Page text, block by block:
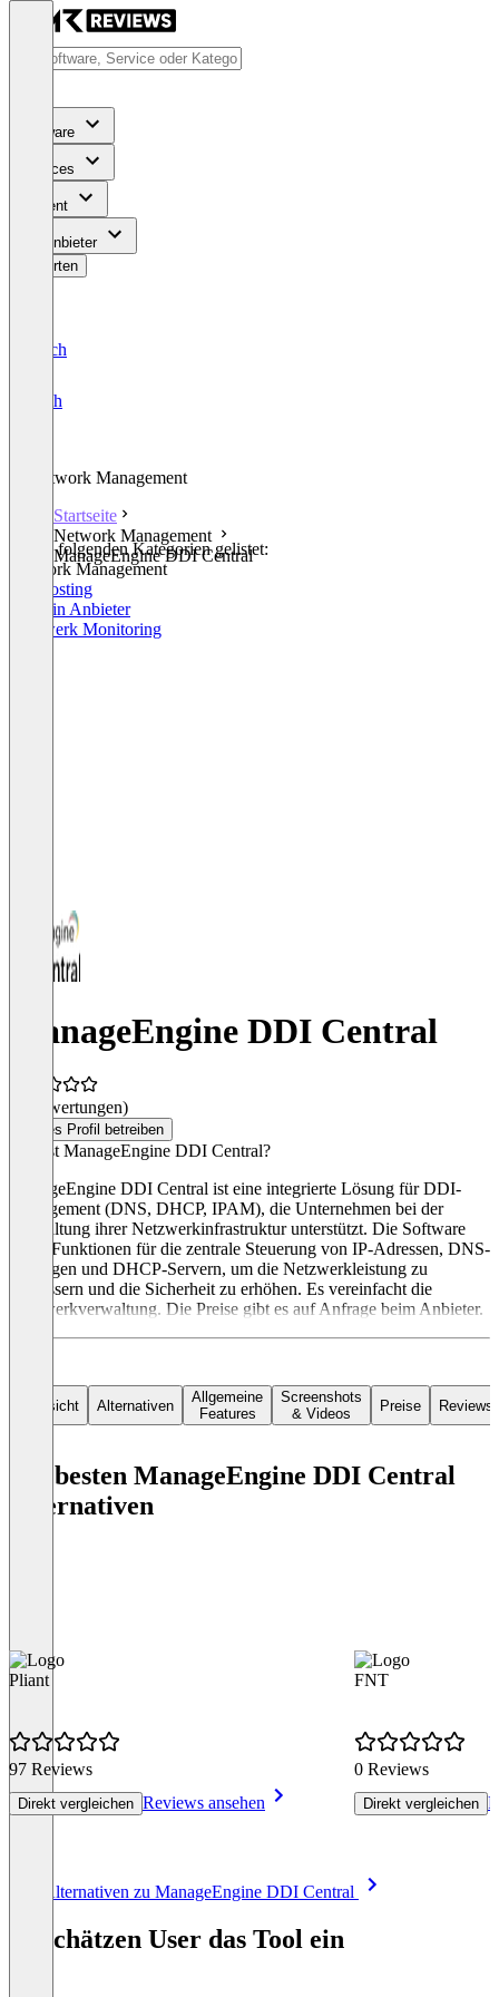
Software
Services
Content
Für Anbieter
Bewerten
Deutsch
English
Network Management
Startseite
Network Management
ManageEngine DDI Central
In den folgenden Kategorien gelistet:
Network Management
Webhosting
Domain Anbieter
Netzwerk Monitoring
ManageEngine DDI Central
(0 Bewertungen)
Dieses Profil betreiben
Was ist ManageEngine DDI Central?
ManageEngine DDI Central ist eine integrierte Lösung für DDI-
Management (DNS, DHCP, IPAM), die Unternehmen bei der
Verwaltung ihrer Netzwerkinfrastruktur unterstützt. Die Software
bietet Funktionen für die zentrale Steuerung von IP-Adressen, DNS-
Einträgen und DHCP-Servern, um die Netzwerkleistung zu
verbessern und die Sicherheit zu erhöhen. Es vereinfacht die
Netzwerkverwaltung. Die Preise gibt es auf Anfrage beim Anbieter.
Übersicht Alternativen
Allgemeine
Features
Screenshots
& Videos
Preise Reviews
Die besten ManageEngine DDI Central
Alternativen
Pliant
97 Reviews
Direkt vergleichen Reviews ansehen
FNT
0 Reviews
Direkt vergleichen
Alle Alternativen zu ManageEngine DDI Central
So schätzen User das Tool ein